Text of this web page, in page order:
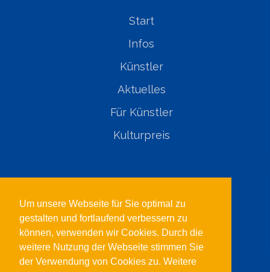
Um unsere Webseite für Sie optimal zu
gestalten und fortlaufend verbessern zu
können, verwenden wir Cookies. Durch die
weitere Nutzung der Webseite stimmen Sie
der Verwendung von Cookies zu. Weitere
Start
Infos
Künstler
Aktuelles
Für Künstler
Kulturpreis
Impressum
Datenschutzerklärung